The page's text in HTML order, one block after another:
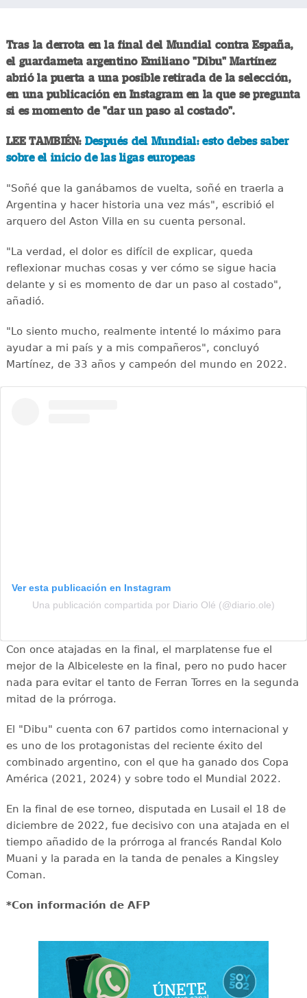
Tras la derrota en la final del Mundial contra España,
el guardameta argentino Emiliano "Dibu" Martínez
abrió la puerta a una posible retirada de la selección,
en una publicación en Instagram en la que se pregunta
si es momento de "dar un paso al costado".
LEE TAMBIÉN: Después del Mundial: esto debes saber
sobre el inicio de las ligas europeas
"Soñé que la ganábamos de vuelta, soñé en traerla a
Argentina y hacer historia una vez más", escribió el
arquero del Aston Villa en su cuenta personal.
"La verdad, el dolor es difícil de explicar, queda
reflexionar muchas cosas y ver cómo se sigue hacia
delante y si es momento de dar un paso al costado",
añadió.
"Lo siento mucho, realmente intenté lo máximo para
ayudar a mi país y a mis compañeros", concluyó
Martínez, de 33 años y campeón del mundo en 2022.
Ver esta publicación en Instagram
Una publicación compartida por Diario Olé (@diario.ole)
Con once atajadas en la final, el marplatense fue el
mejor de la Albiceleste en la final, pero no pudo hacer
nada para evitar el tanto de Ferran Torres en la segunda
mitad de la prórroga.
El "Dibu" cuenta con 67 partidos como internacional y
es uno de los protagonistas del reciente éxito del
combinado argentino, con el que ha ganado dos Copa
América (2021, 2024) y sobre todo el Mundial 2022.
En la final de ese torneo, disputada en Lusail el 18 de
diciembre de 2022, fue decisivo con una atajada en el
tiempo añadido de la prórroga al francés Randal Kolo
Muani y la parada en la tanda de penales a Kingsley
Coman.
*Con información de AFP